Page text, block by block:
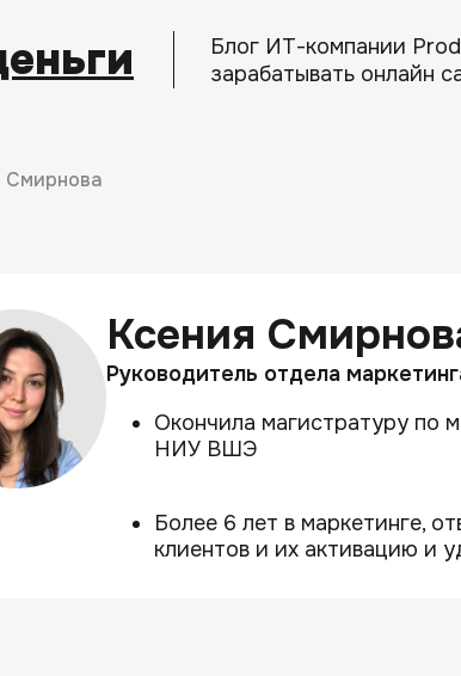
Блог ИТ-компании
зарабатывать онлайн
Смирнова
Ксения
Руководитель отдела
Окончила магистратуру по
НИУ ВШЭ
Более 6 лет в маркетинге,
клиентов и их активацию и